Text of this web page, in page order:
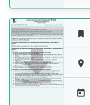



